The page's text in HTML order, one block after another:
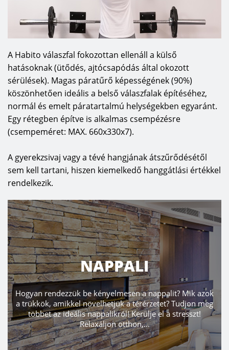
A Habito válaszfal fokozottan ellenáll a külső
hatásoknak (ütődés, ajtócsapódás által okozott
sérülések). Magas páratűrő képességének (90%)
köszönhetően ideális a belső válaszfalak építéséhez,
normál és emelt páratartalmú helységekben egyaránt.
Egy rétegben építve is alkalmas csempézésre
(csempeméret: MAX. 660x330x7).
A gyerekzsivaj vagy a tévé hangjának átszűrődésétől
sem kell tartani, hiszen kiemelkedő hanggátlási értékkel
rendelkezik.
NAPPALI
Hogyan rendezzük be kényelmesen a nappalit? Mik azok
a trükkök, amikkel növelhetjük a térérzetet? Tudjon meg
többet az ideális nappalikról! Kerülje el a stresszt!
Relaxáljon otthon,...